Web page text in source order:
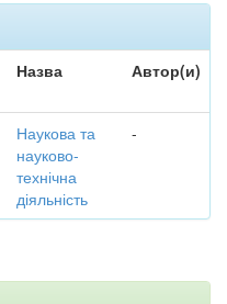
Назва Автор(и)
Наукова та
науково-
технічна
діяльність
-